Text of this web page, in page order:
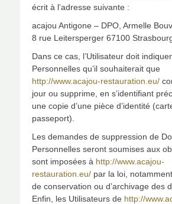
écrit à l’adresse suivante :
acajou Antigone – DPO, Armelle
8 rue Leitersperger 67100
Dans ce cas, l’Utilisateur doit
Personnelles qu’il souhaiterait que
http://www.acajou-restauration.eu/
jour ou supprime, en s’identifiant
une copie d’une pièce d’identité
passeport).
Les demandes de suppression de
Personnelles seront soumises aux
sont imposées à http://www.acajou-
restauration.eu/ par la loi,
de conservation ou d’archivage des
Enfin, les Utilisateurs de http://